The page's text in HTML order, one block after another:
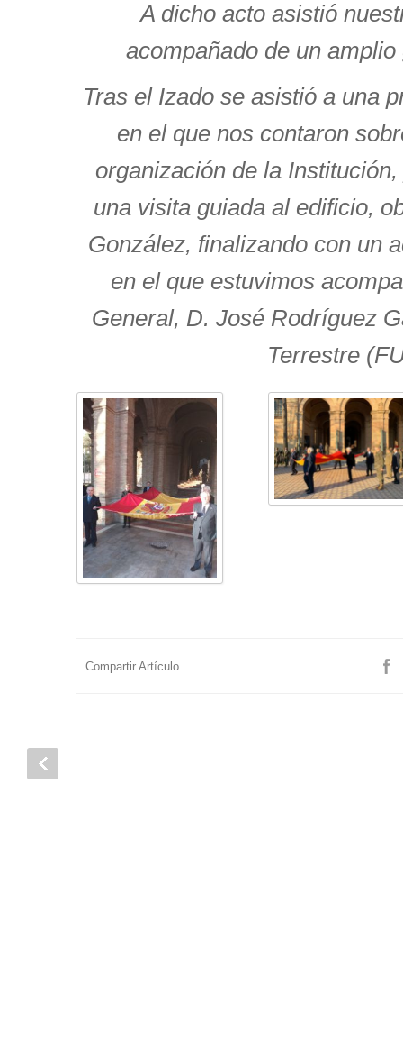
A dicho acto asistió
acompañado de un
Tras el Izado se asistió a una
en el que nos contaron
organización de la
una visita guiada al edificio,
González, finalizando con un
en el que estuvimos
General, D. José Rodríguez
Terrestre
Compartir Artículo